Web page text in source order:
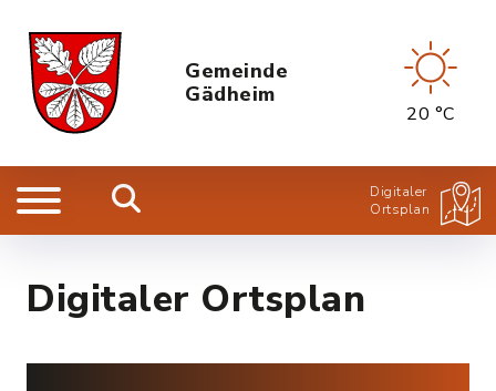
Gemeinde
Gädheim
20 °C
Digitaler
Ortsplan
Digitaler Ortsplan